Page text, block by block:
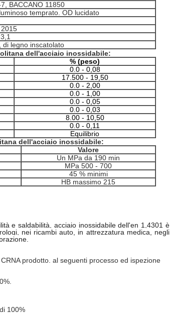
BACCANO 11850
temprato. OD lucidato
di legno inscatolato
dell'acciaio inossidabile:
% (peso)
0.0 - 0,08
17.500 - 19,50
0.0 - 2,00
0.0 - 1,00
0.0 - 0,05
0.0 - 0,03
8.00 - 10,50
0.0 - 0,11
Equilibrio
dell'acciaio inossidabile:
Valore
Un MPa da 190 min
MPa 500 - 700
45 % minimi
HB massimo 215
e saldabilità, acciaio inossidabile dell'en 1,4301 è
nei ricambi auto, in attrezzatura medica, negli
prodotto. al seguenti processo ed ispezione
100%